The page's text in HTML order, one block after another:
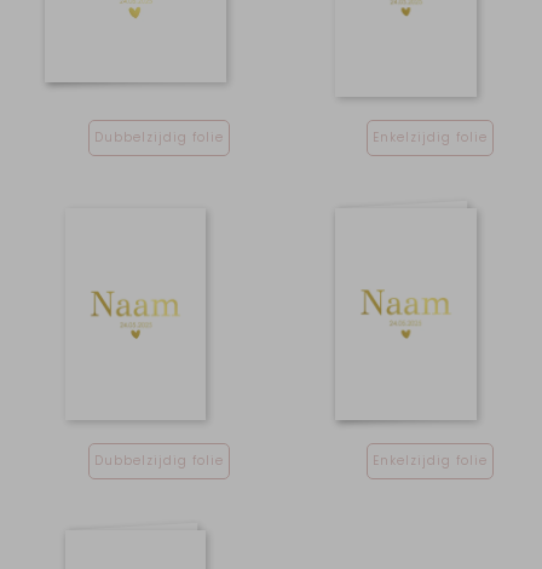
Dubbelzijdig folie Enkelzijdig folie
Dubbelzijdig folie Enkelzijdig folie